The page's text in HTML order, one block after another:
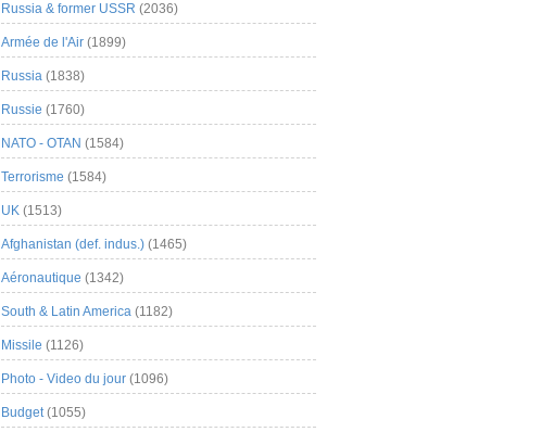
Russia & former USSR (2036)
Armée de l'Air (1899)
Russia (1838)
Russie (1760)
NATO - OTAN (1584)
Terrorisme (1584)
UK (1513)
Afghanistan (def. indus.) (1465)
Aéronautique (1342)
South & Latin America (1182)
Missile (1126)
Photo - Video du jour (1096)
Budget(1055)